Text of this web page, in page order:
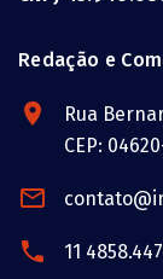
Redação e
Rua
CEP:
11